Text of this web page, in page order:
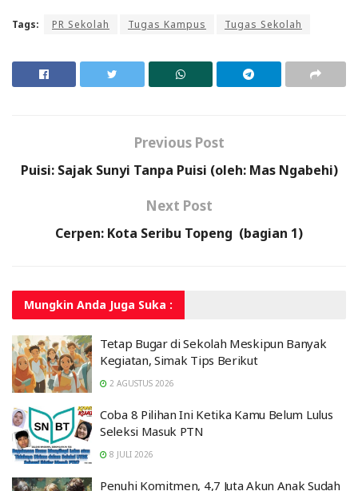
Tags: PR Sekolah Tugas Kampus Tugas Sekolah
Previous Post
Puisi: Sajak Sunyi Tanpa Puisi (oleh: Mas Ngabehi)
Next Post
Cerpen: Kota Seribu Topeng (bagian 1)
Mungkin Anda Juga Suka :
Tetap Bugar di Sekolah Meskipun Banyak
Kegiatan, Simak Tips Berikut
2 AGUSTUS 2026
Coba 8 Pilihan Ini Ketika Kamu Belum Lulus
Seleksi Masuk PTN
8 JULI 2026
Penuhi Komitmen, 4,7 Juta Akun Anak Sudah